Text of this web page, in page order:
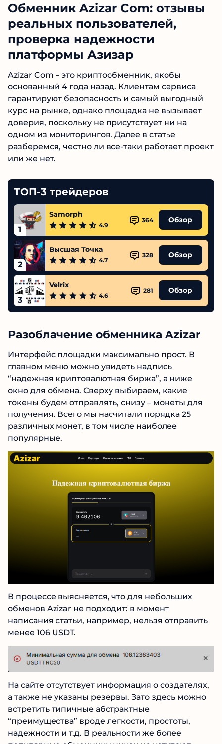
Обменник Azizar Com: отзывы
реальных пользователей,
проверка надежности
платформы Азизар
Azizar Com – это криптообменник, якобы
основанный 4 года назад. Клиентам сервиса
гарантируют безопасность и самый выгодный
курс на рынке, однако площадка не вызывает
доверия, поскольку не присутствует ни на
одном из мониторингов. Далее в статье
разберемся, честно ли все-таки работает
проект или же нет.
ТОП-3 трейдеров
1
Samorph
4.9
364 Обзор
2
Высшая Точка
4.7
328 Обзор
3
Velrix
4.6
281 Обзор
Разоблачение обменника Azizar
Интерфейс площадки максимально прост. В
главном меню можно увидеть надпись
“надежная криптовалютная биржа”, а ниже
окно для обмена. Сверху выбираем, какие
токены будем отправлять, снизу – монеты для
получения. Всего мы насчитали порядка 25
различных монет, в том числе наиболее
популярные.
В процессе выясняется, что для небольших
обменов Azizar не подходит: в момент
написания статьи, например, нельзя
отправить менее 106 USDT.
создателях, а также не указаны резервы. Зато
здесь можно встретить типичные
абстрактные “преимущества” вроде легкости,
простоты, надежности и т.д. В реальности же
более популярные обменники никак не